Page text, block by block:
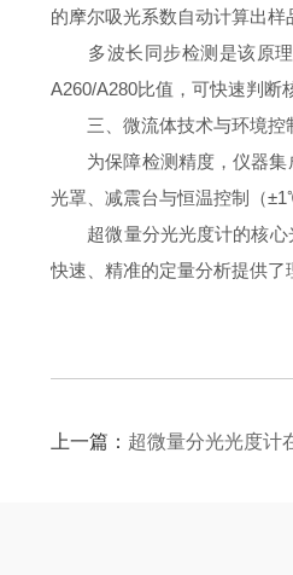
的摩尔吸光系数自动计算出样
多波长同步检测是该原理
A260/A280比值，可快速判
三、微流体技术与环境控
为保障检测精度，仪器集成
光罩、减震台与恒温控制（
超微量分光光度计的核心光
快速、精准的定量分析提供了
上一篇： 超微量分光光度计